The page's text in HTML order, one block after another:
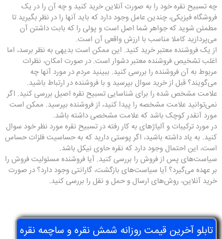
چه تسبیح نقره خود را به صورت آنلاین خرید کنید و چه آن را در یک
فروشگاه فیزیکی، چندین عامل وجود دارد که باید آنها را در نظر بگیرید تا
مطمئن شوید که جواهر شما اصل است و پولی را که بابت داشتن آن
می‌پردازید کاملا مناسب با ارزش واقعی آن است.
از یک فروشنده معتبر خرید کنید. این ممکن است بدیهی به نظر برسد، اما
اغلب تشخیص فروشنده معتبر دشوار است. در صورت امکان، نظرات
مربوط به آن فروشنده را بررسی کنید. ببینید مردم در مورد آنها چه
می‌گویند؟ قبل از خرید سوال بپرسید و با فروشنده در ارتباط باشید.
علامت مشخص شده را برای شناسایی تسبیح نقره اصیل بررسی کنید. اگر
نمی‌توانید علامت مشخصه را پیدا کنید، از فروشنده بپرسید. ممکن است
مورد آنقدر کوچک باشد که علامت مشخصی داشته باشد.
در مورد ترکیبات و آلیاژهای به کار رفته در تسبیح نقره مورد نظر خود سوال
کنید. به یاد داشته باشید، اگر پوستی دارید که به حساسیت فلزات حساس
است، این احتمال وجود دارد که نقره حاوی نیکل باشد.
سیاست‌های پس از فروش را بررسی کنید. آیا فروشنده مسئولیت فروش را
بر عهده می‌گیرد؟ آیا سیاست‌های بازگشت، گارانتی وجود دارد؟ در صورت
خرید آنلاین، روش‌های ارسال و حمل و نقل را بررسی کنید.
تابلو آخرین قیمت روزانه شمش نقره و ساچمه نقره